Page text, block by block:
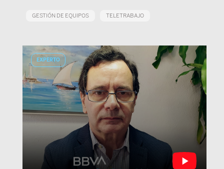
GESTIÓN DE EQUIPOS TELETRABAJO
EXPERTO